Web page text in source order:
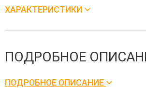
ХАРАКТЕРИСТИКИ
ПОДРОБНОЕ
ПОДРОБНОЕ ОПИСАНИЕ